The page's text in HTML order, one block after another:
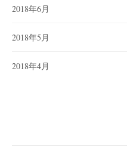
2018年6月
2018年5月
2018年4月